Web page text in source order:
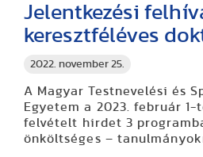
2022. november 25.
Jelentkezési
keresztféléves
A Magyar Testnevelési és
Egyetem a 2023. február
felvételt hirdet 3
önköltséges –